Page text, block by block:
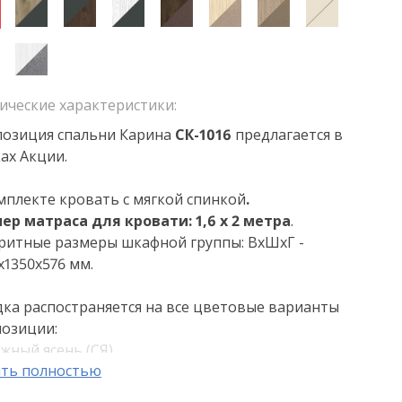
характеристики:
спальни Карина СК-1016 предлагается в
Акции.
кровать с мягкой спинкой.
матраса для кровати: 1,6 х 2 метра.
размеры шкафной группы: ВхШхГ -
мм.
распостраняется на все цветовые варианты
ясень (СЯ)
Асахи (АС)
полностью